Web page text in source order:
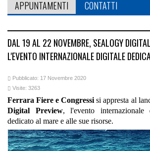
APPUNTAMENTI
CONTATTI
DAL 19 AL 22 NOVEMBRE, SEALOGY
L'EVENTO INTERNAZIONALE DIGITALE
Pubblicato: 17 Novembre 2020
Visite: 3263
Ferrara Fiere e Congressi si appresta al
Digital Preview, l'evento internazionale
dedicato al mare e alle sue risorse.